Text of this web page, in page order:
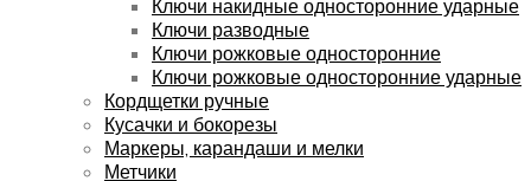
Ключи накидные односторонние ударные
Ключи разводные
Ключи рожковые односторонние
Ключи рожковые односторонние ударные
Кордщетки ручные
Кусачки и бокорезы
Маркеры, карандаши и мелки
Метчики